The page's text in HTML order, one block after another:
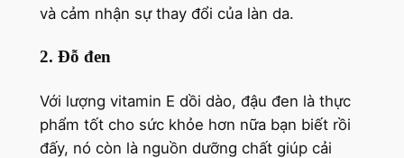
và cảm nhận sự thay đổi của làn da.
2. Đỗ đen
Với lượng vitamin E dồi dào, đậu đen là thực
phẩm tốt cho sức khỏe hơn nữa bạn biết rồi
đấy, nó còn là nguồn dưỡng chất giúp cải